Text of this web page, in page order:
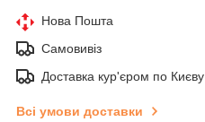
Нова Пошта
Самовивіз
Доставка кур'єром по Києву
Всі умови доставки